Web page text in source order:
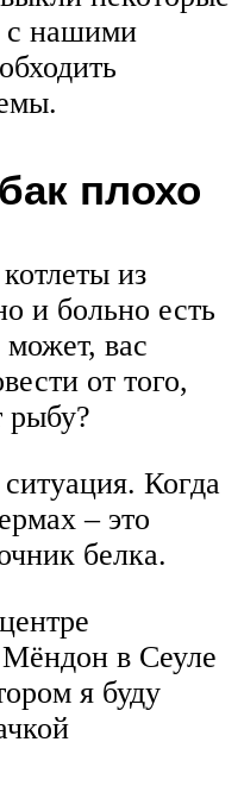
с нашими
плохо
из
и больно есть
вас
от того,
рыбу?
Когда
– это
белка.
в Сеуле
я буду